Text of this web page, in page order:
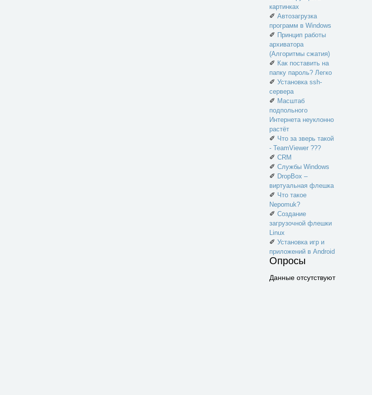
картинках
✐ Автозагрузка
программ в Windows
✐ Принцип работы
архиватора
(Алгоритмы сжатия)
✐ Как поставить на
папку пароль? Легко
✐ Установка ssh-
сервера
✐ Масштаб
подпольного
Интернета неуклонно
растёт
✐ Что за зверь такой
- TeamViewer ???
✐ CRM
✐ Службы Windows
✐ DropBox –
виртуальная флешка
✐ Что такое
Nepomuk?
✐ Создание
загрузочной флешки
Linux
✐ Установка игр и
приложений в Android
Опросы
Данные отсутствуют